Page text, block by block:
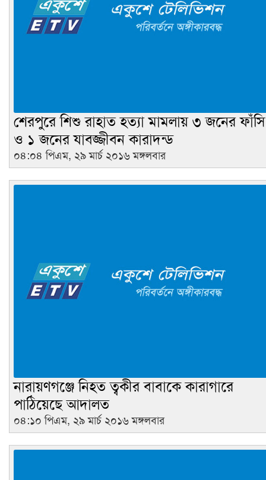
শেরপুরে শিশু রাহাত হত্যা মামলায় ৩ জনের ফাঁসি
ও ১ জনের যাবজ্জীবন কারাদন্ড
০৪:০৪ পিএম, ২৯ মার্চ ২০১৬ মঙ্গলবার
নারায়ণগঞ্জে নিহত ত্বকীর বাবাকে কারাগারে
পাঠিয়েছে আদালত
০৪:১০ পিএম, ২৯ মার্চ ২০১৬ মঙ্গলবার